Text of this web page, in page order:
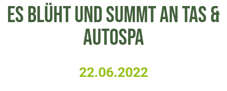
ES BLÜHT UND SUMMT AN TAS &
AUTOSPA
22.06.2022